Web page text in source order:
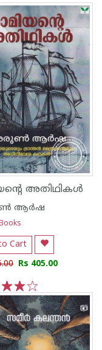
അതിഥികൾ
ആര്‍ഷ
Cart
Rs 405.00
5
4
3